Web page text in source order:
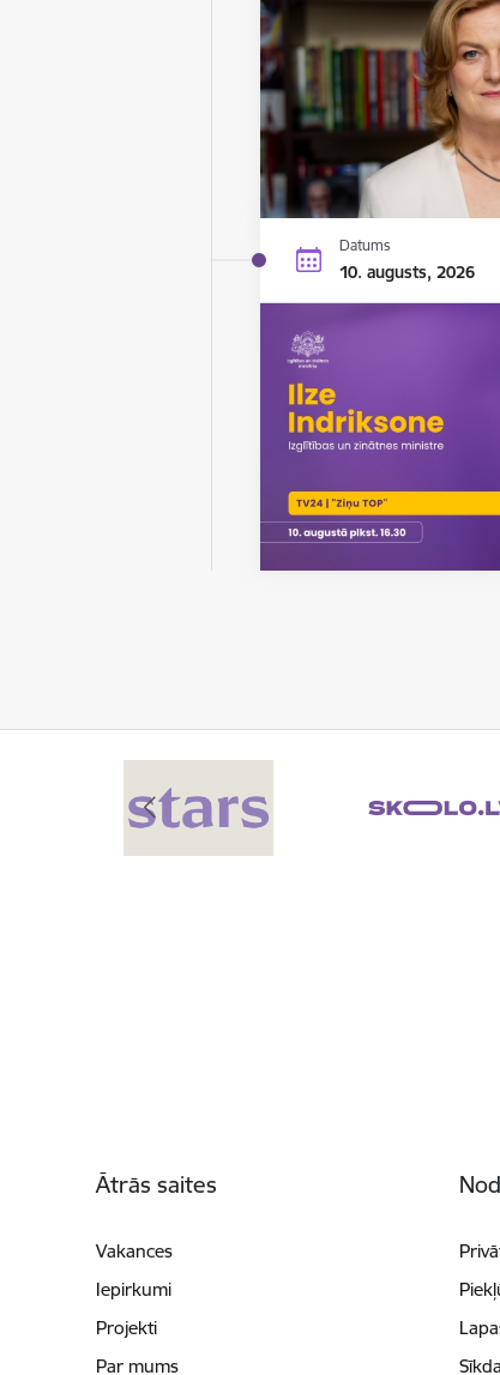
Datums
10. augusts, 2026
Ātrās saites
Vakances
Iepirkumi
Projekti
Par mums